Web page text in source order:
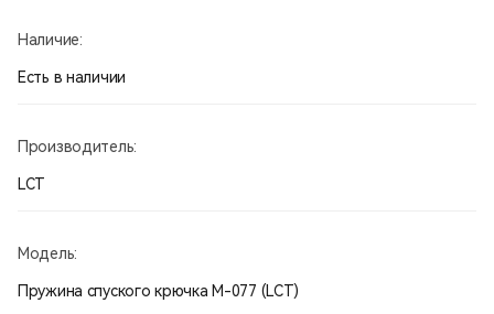
Наличие:
Есть в наличии
Производитель:
LCT
Модель:
Пружина спуского крючка M-077 (LCT)